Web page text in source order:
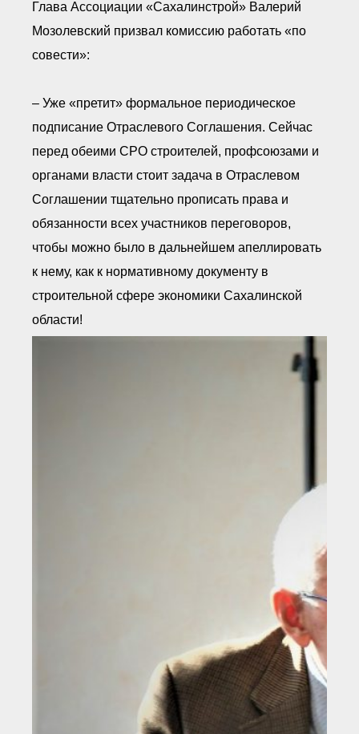
Глава Ассоциации «Сахалинстрой» Валерий
Мозолевский призвал комиссию работать «по
совести»:
– Уже «претит» формальное периодическое
подписание Отраслевого Соглашения. Сейчас
перед обеими СРО строителей, профсоюзами и
органами власти стоит задача в Отраслевом
Соглашении тщательно прописать права и
обязанности всех участников переговоров,
чтобы можно было в дальнейшем апеллировать
к нему, как к нормативному документу в
строительной сфере экономики Сахалинской
области!